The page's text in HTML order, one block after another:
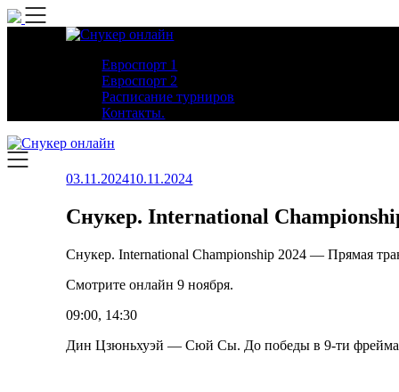
Skip
to
Евроспорт 1
Евроспорт 2
Расписание турниров
Контакты.
03.11.202410.11.2024
Снукер. International
Снукер. International Championship 2024 — Прямая
Смотрите онлайн 9 ноября.
09:00, 14:30
Дин Цзюньхуэй — Сюй Сы. До победы в 9-ти